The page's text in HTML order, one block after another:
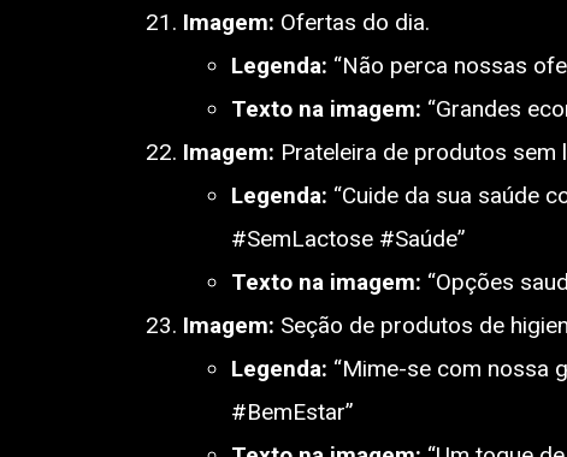
Imagem: Ofertas do dia.
Legenda: “Não perca nossas
Texto na imagem: “Grandes
Imagem: Prateleira de produtos sem
Legenda: “Cuide da sua saúde
#SemLactose #Saúde”
Texto na imagem: “Opções
Imagem: Seção de produtos de
Legenda: “Mime-se com nossa
#BemEstar”